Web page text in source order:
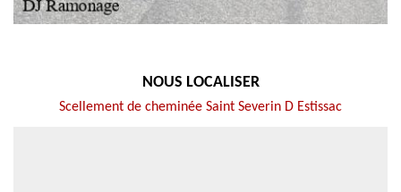
NOUS LOCALISER
Scellement de cheminée Saint Severin D Estissac